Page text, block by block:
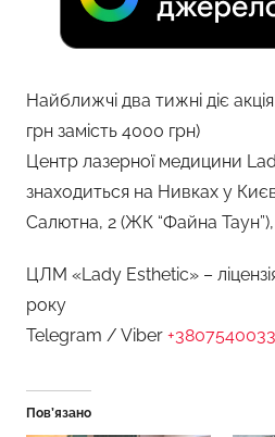
Найближчі два тижні діє
грн замість 4000 грн)
Центр лазерної медицини
знаходиться на Нивках у
Салютна, 2 (ЖК “Файна
ЦЛМ «Lady Esthetic» –
року
Telegram / Viber
Пов’язано